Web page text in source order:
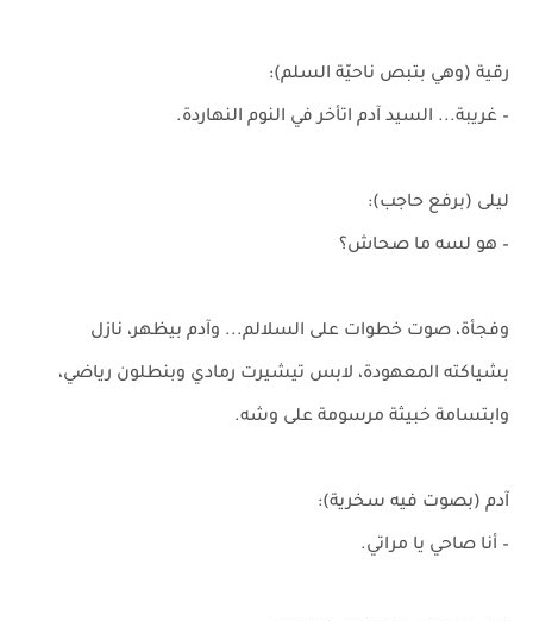
رقية (وهي بتبص ناحيّة السلم):
– غريبة... السيد آدم اتأخر في النوم النهاردة.
ليلى (برفع حاجب):
– هو لسه ما صحاش؟
وفجأة، صوت خطوات على السلالم... وآدم بيظهر، نازل
بشياكته المعهودة، لابس تيشيرت رمادي وبنطلون رياضي،
وابتسامة خبيثة مرسومة على وشه.
آدم (بصوت فيه سخرية):
– أنا صاحي يا مراتي.